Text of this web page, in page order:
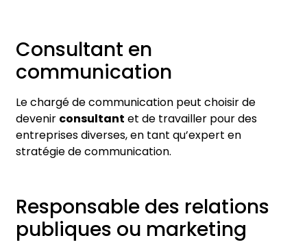
Consultant en
communication
Le chargé de communication peut choisir de
devenir consultant et de travailler pour des
entreprises diverses, en tant qu’expert en
stratégie de communication.
Responsable des relations
publiques ou marketing